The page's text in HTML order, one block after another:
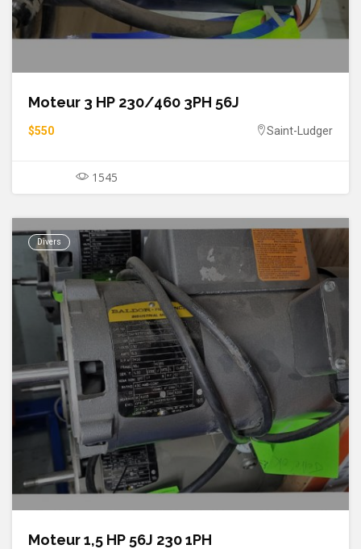
Moteur 3 HP 230/460 3PH 56J
$550 Saint-Ludger
1545
Divers
Moteur 1,5 HP 56J 230 1PH